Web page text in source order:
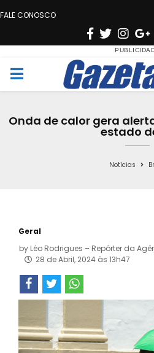
FALE CONOSCO
F
c
e
o
T
w
i
t
e
n
s
t
g
r
a
M
Onda de calor gera
estado
Notícias
Geral
by Léo Rodrigues – Repórter da
28 de Abril, 2024 às 13h47